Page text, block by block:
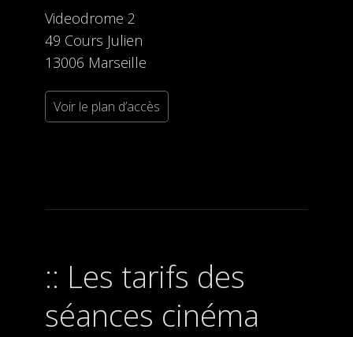
Videodrome 2
49 Cours Julien
13006 Marseille
Voir le plan d’accès
Les tarifs des
séances cinéma